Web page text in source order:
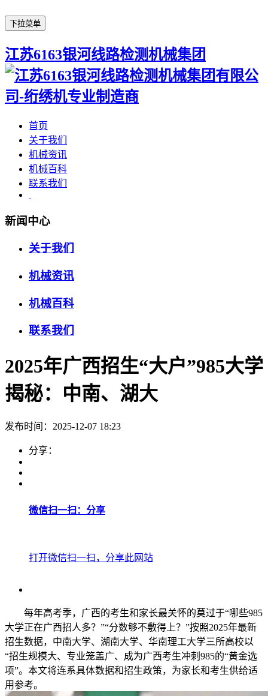
下拉菜单
江苏6163银河线路检测机械集团
首页
关于我们
机械资讯
机械百科
联系我们
新闻中心
关于我们
机械资讯
机械百科
联系我们
2025年广西招生“大户”985大学
揭秘：中南、湖大
发布时间：2025-12-07 18:23
分享：
微信扫一扫：分享
打开微信扫一扫，分享此网站
每年高考季，广西的考生和家长最关怀的莫过于“哪些985
大学正在广西招人多？”“分数够不敷得上？”按照2025年最新
招生数据，中南大学、湖南大学、华南理工大学三所高校以
“招生规模大、专业笼盖广、成为广西考生冲刺985的“黄金选
项”。本文将连系具体数据和招生政策，为家长和考生供给适
用参考。